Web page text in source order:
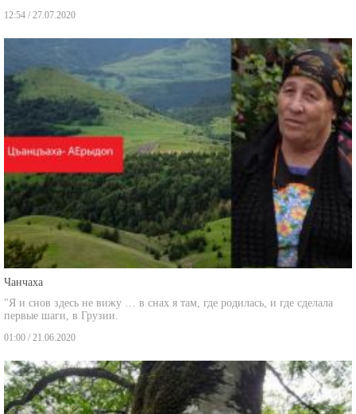
12:54 / 27.07.2020
Чанчаха
"Я и снов здесь не вижу … в снах я там, где родилась, и где сделала
первые шаги, в Грузии.
01:00 / 21.06.2020